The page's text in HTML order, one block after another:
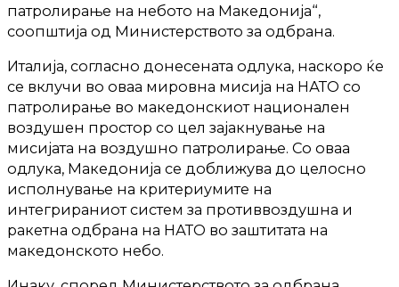
патролирање на небото на Македонија“,
соопштија од Министерството за одбрана.
Италија, согласно донесената одлука, наскоро ќе
се вклучи во оваа мировна мисија на НАТО со
патролирање во македонскиот национален
воздушен простор со цел зајакнување на
мисијата на воздушно патролирање. Со оваа
одлука, Македонија се доближува до целосно
исполнување на критериумите на
интегрираниот систем за противвоздушна и
ракетна одбрана на НАТО во заштитата на
македонското небо.